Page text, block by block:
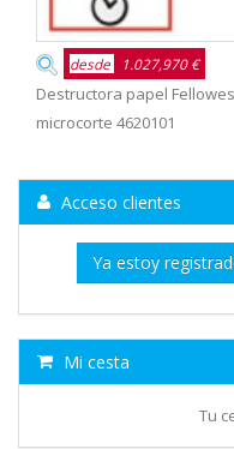
desde 1.027,970 €
Destructora papel
microcorte 4620101
Acceso clientes
Ya estoy
Mi cesta
Tu